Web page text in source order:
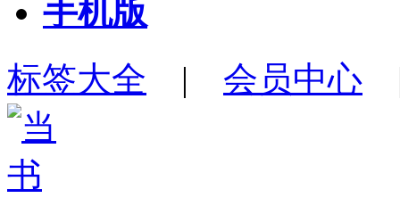
手机版
标签大全 | 会员中心